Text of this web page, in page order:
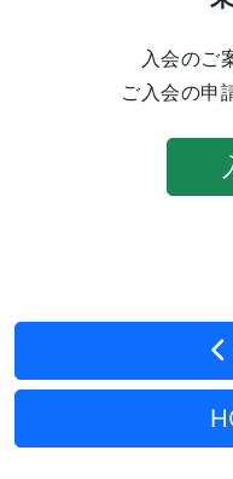
入会のご
ご入会の申